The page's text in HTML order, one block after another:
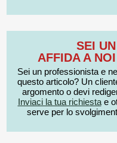
SEI
AFFIDA A
Sei un professionista e
questo articolo? Un
argomento o devi
Inviaci la tua richiestae
serve per lo